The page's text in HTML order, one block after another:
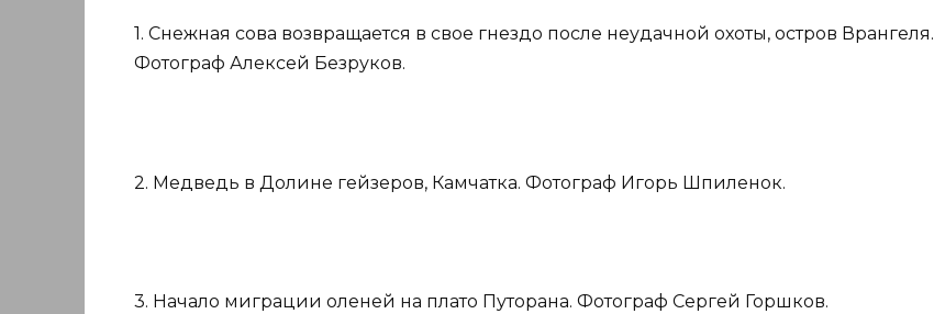
1. Снежная сова возвращается в свое гнездо после неудачной охоты, остров Врангеля.
Фотограф Алексей Безруков.
2. Медведь в Долине гейзеров, Камчатка. Фотограф Игорь Шпиленок.
3. Начало миграции оленей на плато Путорана. Фотограф Сергей Горшков.